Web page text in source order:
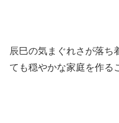
辰巳の気まぐれさが落ち
ても穏やかな家庭を作る